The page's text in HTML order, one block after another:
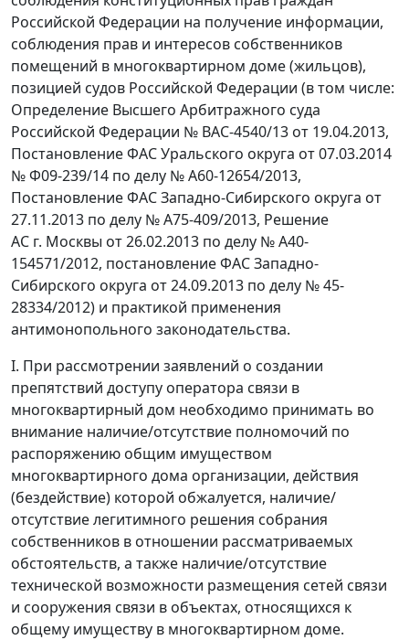
Российской Федерации на получение информации,
соблюдения прав и интересов собственников
помещений в многоквартирном доме (жильцов),
позицией судов Российской Федерации (в том числе:
Определение Высшего Арбитражного суда
Российской Федерации № ВАС-4540/13 от 19.04.2013,
Постановление ФАС Уральского округа от 07.03.2014
№ Ф09-239/14 по делу № А60-12654/2013,
Постановление ФАС Западно-Сибирского округа от
27.11.2013 по делу № А75-409/2013, Решение
АС г. Москвы от 26.02.2013 по делу № А40-
154571/2012, постановление ФАС Западно-
Сибирского округа от 24.09.2013 по делу № 45-
28334/2012) и практикой применения
антимонопольного законодательства.
I. При рассмотрении заявлений о создании
препятствий доступу оператора связи в
многоквартирный дом необходимо принимать во
внимание наличие/отсутствие полномочий по
распоряжению общим имуществом
многоквартирного дома организации, действия
(бездействие) которой обжалуется, наличие/
отсутствие легитимного решения собрания
собственников в отношении рассматриваемых
обстоятельств, а также наличие/отсутствие
технической возможности размещения сетей связи
и сооружения связи в объектах, относящихся к
общему имуществу в многоквартирном доме.